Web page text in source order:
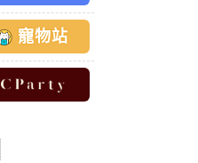
寵物站